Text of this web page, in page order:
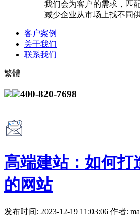
我们会为客户的需求，匹
减少企业从市场上找不同
客户案例
关于我们
联系我们
繁體
400-820-7698
高端建站：如何打
的网站
发布时间: 2023-12-19 11:03:06 作者: